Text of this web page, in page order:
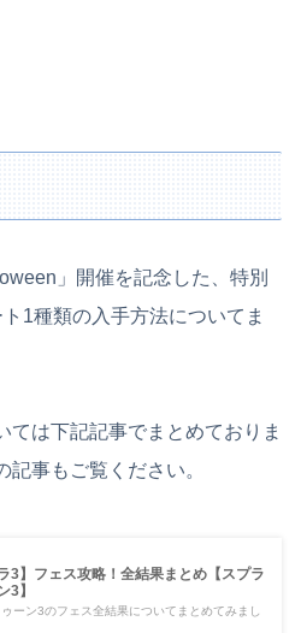
」開催を記念した、特別
1種類の入手方法についてま
ては下記記事でまとめておりま
事もご覧ください。
ラ3】フェス攻略！全結果まとめ【スプラ
3】
ーン3のフェス全結果についてまとめてみまし